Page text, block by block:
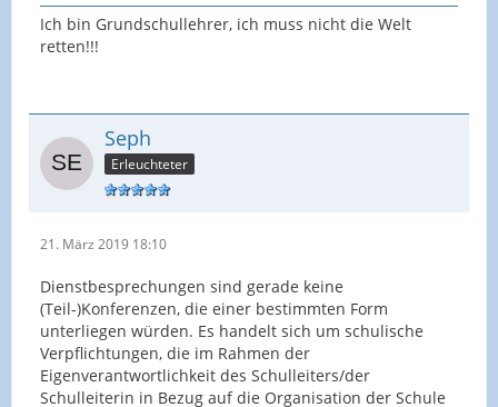
Ich bin Grundschullehrer, ich muss nicht die Welt
retten!!!
Seph
Erleuchteter
21. März 2019 18:10
Dienstbesprechungen sind gerade keine
(Teil-)Konferenzen, die einer bestimmten Form
unterliegen würden. Es handelt sich um schulische
Verpflichtungen, die im Rahmen der
Eigenverantwortlichkeit des Schulleiters/der
Schulleiterin in Bezug auf die Organisation der Schule